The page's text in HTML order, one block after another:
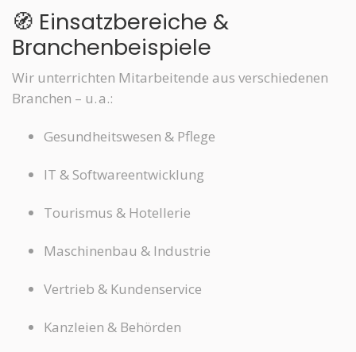
🧭 Einsatzbereiche &
Branchenbeispiele
Wir unterrichten Mitarbeitende aus verschiedenen
Branchen – u. a.:
Gesundheitswesen & Pflege
IT & Softwareentwicklung
Tourismus & Hotellerie
Maschinenbau & Industrie
Vertrieb & Kundenservice
Kanzleien & Behörden